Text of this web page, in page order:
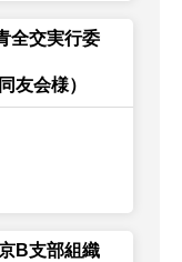
全交実行委
友会様）
B支部組織